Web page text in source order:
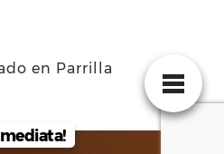
en Parrilla